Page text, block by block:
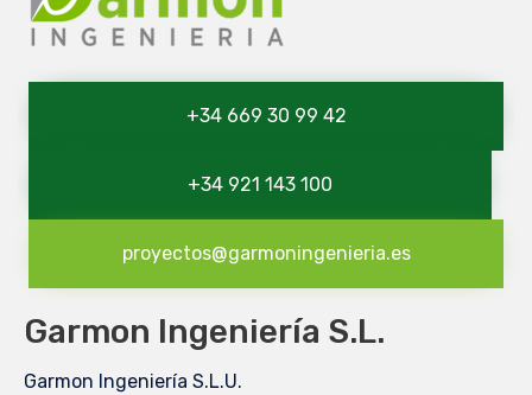
+34 669 30 99 42
+34 921 143 100
proyectos@garmoningenieria.es
Garmon Ingeniería S.L.
Garmon Ingeniería S.L.U.